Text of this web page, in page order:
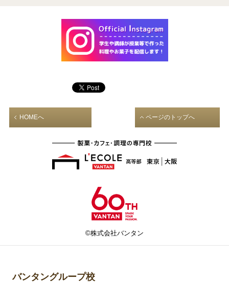
HOMEへ ページのトップへ
©株式会社バンタン
バンタングループ校